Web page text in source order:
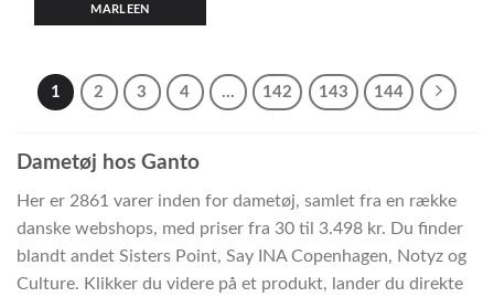
MARLEEN
1 2 3 4 … 142 143 144
Dametøj hos Ganto
Her er 2861 varer inden for dametøj, samlet fra en række
danske webshops, med priser fra 30 til 3.498 kr. Du finder
blandt andet Sisters Point, Say INA Copenhagen, Notyz og
Culture. Klikker du videre på et produkt, lander du direkte